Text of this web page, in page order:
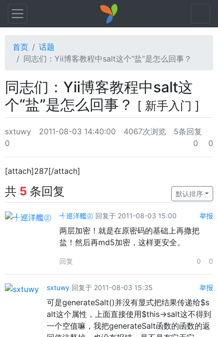
首页
话题
同志们：Yii博客教程中salt这个“盐”是怎么回事？
同志们：Yii博客教程中salt这
个“盐”是怎么回事？
[ 新手入门 ]
sxtuwy 2011-08-03 14:40:00 4067次浏览
5条回复
0
0 0
[attach]287[/attach]
共 5 条回复 默认排序
╃巡洋艦㊣ 回复于 2011-08-03 15:00 举报
两层加密！就是在原密码的基础上再撒把
盐！然后再md5加密，这样更安全。
回复 0 0
sxtuwy 回复于 2011-08-03 15:35 举报
可是generateSalt()并没有显式把结果传递给$s
alt这个属性，上面直接使用$this->salt这不得到
一个空值嘛，我把generateSalt函数的函数的返